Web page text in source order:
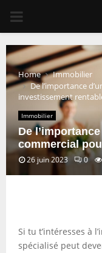
PRIMARY
MENU
Home
Immobilier
De l’importance
investissement
Immobilier
De
commercial
26 juin 2023 0
Si tu t’intéresses à
spécialisé peut